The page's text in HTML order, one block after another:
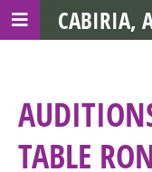
TABLE
CABIRIA,